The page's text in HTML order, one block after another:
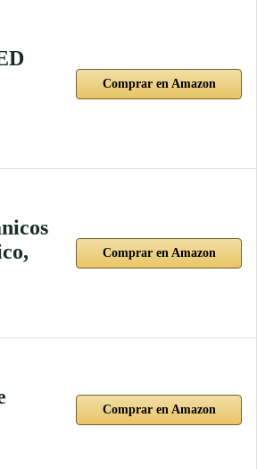
Comprar en Amazon
Comprar en Amazon
Comprar en Amazon